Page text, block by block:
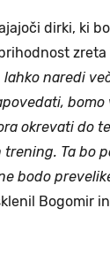
dirki, ki
zreta
lahko naredi
okrevati do
Ta bo
bodo
Bogomir